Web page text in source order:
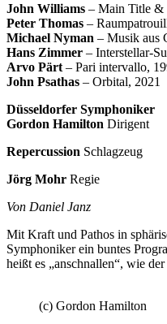
John Williams – Main Title &
Peter Thomas –
Michael Nyman – Musik aus
Hans Zimmer – Interstellar-
Arvo Pärt – Pari intervallo,
John Psathas – Orbital, 2021
Düsseldorfer Symphoniker
Gordon Hamilton Dirigent
Repercussion Schlagzeug
Jörg Mohr Regie
Von Daniel Janz
Mit Kraft und Pathos in
Symphoniker ein buntes
heißt es „anschnallen“, wie
(c) Gordon Hamilton